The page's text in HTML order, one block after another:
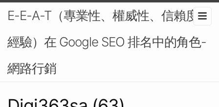
E-E-A-T（專業性、權威性、信賴度、
經驗）在 Google SEO 排名中的角色-
網路行銷